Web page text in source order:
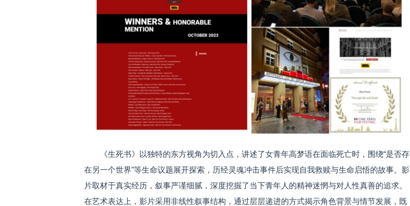
《生死书》以独特的东方视角为切入点，讲述了女青年高梦语在面临死亡时，围绕“是否存
在另一个世界”等生命议题展开探索，历经灵魂冲击事件后实现自我救赎与生命启悟的故事。影
片取材于真实经历，叙事严谨细腻，深度挖掘了当下青年人的精神迷惘与对人性真善的追求。
在艺术表达上，影片采用非线性叙事结构，通过层层递进的方式揭示角色背景与情节发展，既